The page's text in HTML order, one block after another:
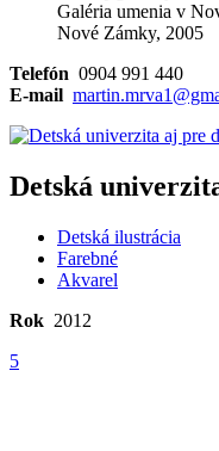
Galéria umenia v
Nové Zámky, 2005
Telefón 0904 991 440
E-mail
Detská
Detská ilustrácia
Farebné
Akvarel
Rok 2012
5